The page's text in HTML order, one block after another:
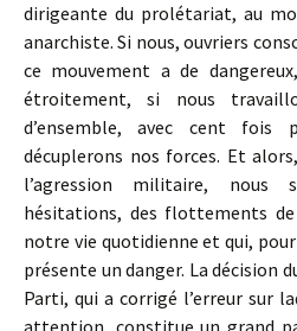
dirigeante du prolétariat, au
anarchiste. Si nous, ouvriers
ce mouvement a de
étroitement, si nous
d’ensemble, avec cent fois
décuplerons nos forces. Et
l’agression militaire, nous
hésitations, des flottements
notre vie quotidienne et qui,
présente un danger. La décision
Parti, qui a corrigé l’erreur sur
attention, constitue un grand